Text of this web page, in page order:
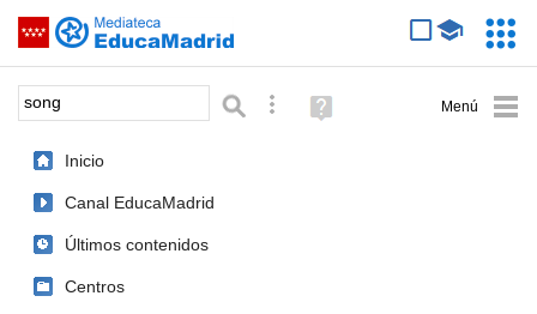
Saltar navegación
Palabra o frase: Búsqueda avanzada
Ayuda
(en
Inicio
Canal EducaMadrid
Últimos contenidos
Centros